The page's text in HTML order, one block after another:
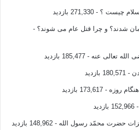
چیست ؟ - 271,330 بازدید
شدند؟ و چرا قتل عام می شوند؟ -
تعالی عنه - 185,477 بازدید
- 180,571 بازدید
روزه - 173,617 بازدید
- 152,966 بازدید
حضرت محمّد رسول الله - 148,962 بازدید